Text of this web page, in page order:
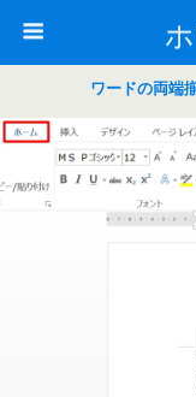
ワードの両端